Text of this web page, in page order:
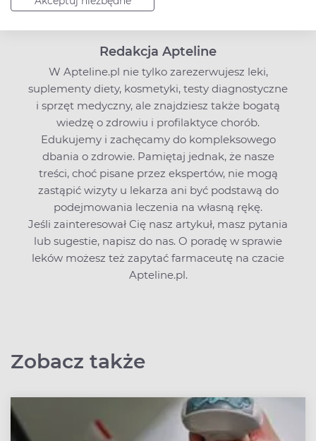
Redakcja Apteline
W Apteline.pl nie tylko zarezerwujesz leki,
suplementy diety, kosmetyki, testy diagnostyczne
i sprzęt medyczny, ale znajdziesz także bogatą
wiedzę o zdrowiu i profilaktyce chorób.
Edukujemy i zachęcamy do kompleksowego
dbania o zdrowie. Pamiętaj jednak, że nasze
treści, choć pisane przez ekspertów, nie mogą
zastąpić wizyty u lekarza ani być podstawą do
podejmowania leczenia na własną rękę.
Jeśli zainteresował Cię nasz artykuł, masz pytania
lub sugestie, napisz do nas. O poradę w sprawie
leków możesz też zapytać farmaceutę na czacie
Apteline.pl.
Zobacz także